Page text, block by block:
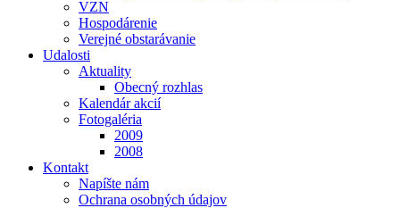
VZN
Hospodárenie
Verejné obstarávanie
Udalosti
Aktuality
Obecný rozhlas
Kalendár akcií
Fotogaléria
2009
2008
Kontakt
Napíšte nám
Ochrana osobných údajov